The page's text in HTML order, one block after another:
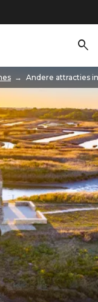
Andere attracties